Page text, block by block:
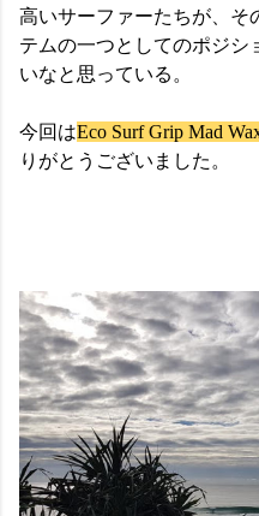
高いサーファーたちが、そ
テムの一つとしてのポジシ
いなと思っている。
今回はEco Surf Grip Mad
りがとうございました。